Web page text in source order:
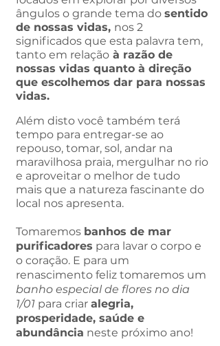
ângulos o grande tema do sentido
de nossas vidas, nos 2
significados que esta palavra tem,
tanto em relação à razão de
nossas vidas quanto à direção
que escolhemos dar para nossas
vidas.
Além disto você também terá
tempo para entregar-se ao
repouso, tomar, sol, andar na
maravilhosa praia, mergulhar no rio
e aproveitar o melhor de tudo
mais que a natureza fascinante do
local nos apresenta.
Tomaremos banhos de mar
purificadores para lavar o corpo e
o coração. E para um
renascimento feliz tomaremos um
banho especial de flores no dia
1/01 para criar alegria,
prosperidade, saúde e
abundância neste próximo ano!